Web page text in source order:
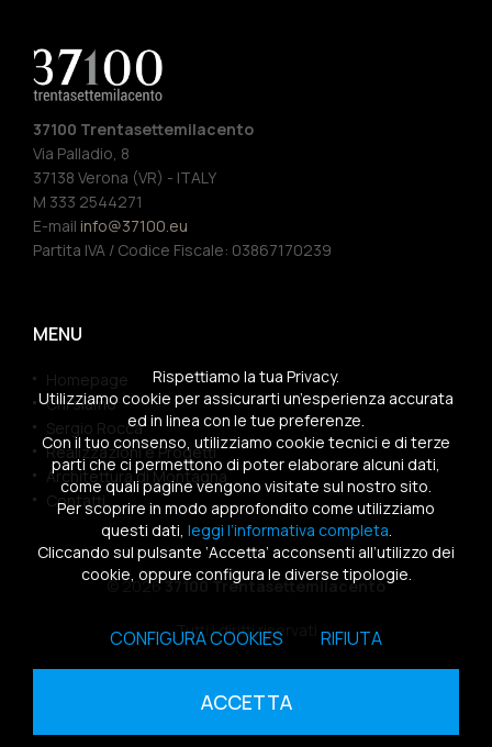
37100 Trentasettemilacento
Via Palladio, 8
37138 Verona (VR) - ITALY
M 333 2544271
E-mail info@37100.eu
Partita IVA / Codice Fiscale: 03867170239
MENU
Homepage
Chi siamo
Sergio Rocca
Realizzazioni e Progetti
Architettura di Montagna
Contatti
© 202637100 Trentasettemilacento
Tutti i diritti riservati
Sitemap|Privacy Policy|Cookies Policy
Rispettiamo la tua Privacy.
Utilizziamo cookie per assicurarti un’esperienza accurata
ed in linea con le tue preferenze.
Con il tuo consenso, utilizziamo cookie tecnici e di terze
parti che ci permettono di poter elaborare alcuni dati,
come quali pagine vengono visitate sul nostro sito.
Per scoprire in modo approfondito come utilizziamo
questi dati, leggi l’informativa completa.
Cliccando sul pulsante ‘Accetta’ acconsenti all’utilizzo dei
cookie, oppure configura le diverse tipologie.
CONFIGURA COOKIES RIFIUTA
ACCETTA